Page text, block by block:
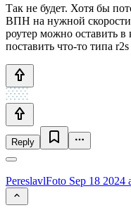
Так не будет. Хотя бы
ВПН на нужной
роутер можно оставить
поставить что-то типа
Reply
PereslavlFoto Sep 18 2024